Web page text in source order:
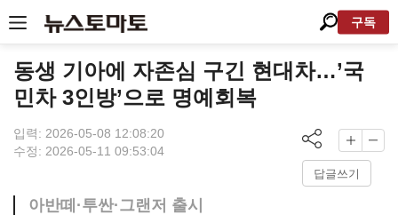
구독
동생 기아에 자존심 구긴 현대차…’국
민차 3인방’으로 명예회복
입력: 2026-05-08 12:08:20
수정: 2026-05-11 09:53:04
답글쓰기
아반떼·투싼·그랜저 출시